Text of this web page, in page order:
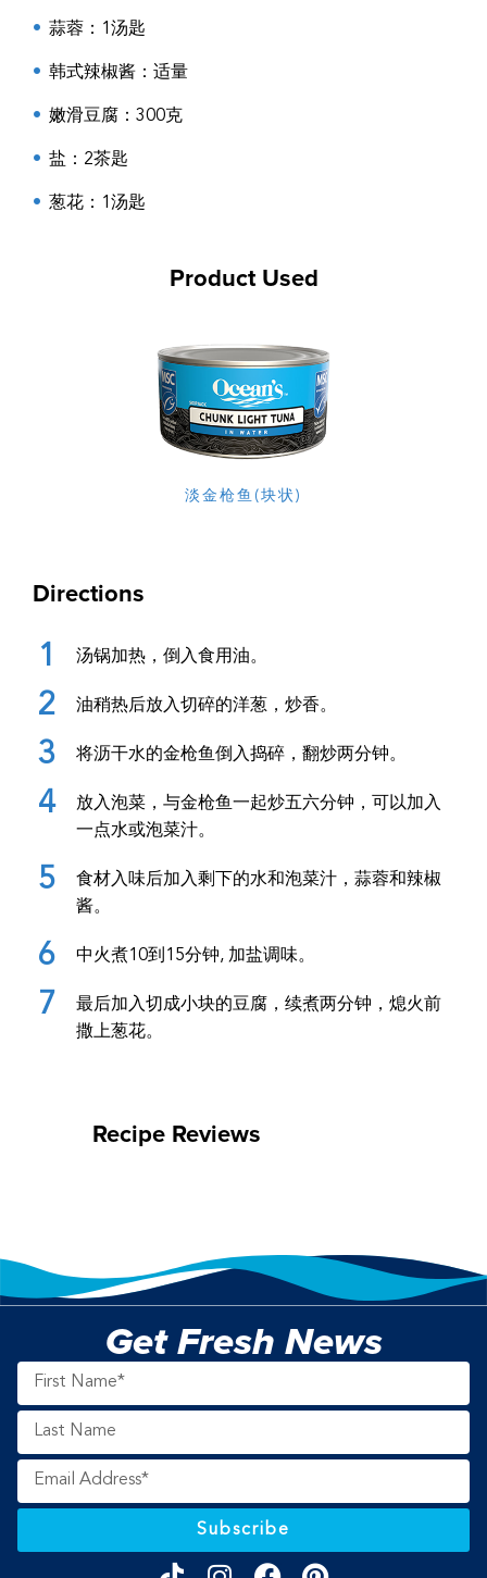
蒜蓉 ：1汤匙
韩式辣椒酱 ：适量
嫩滑豆腐 ：300克
盐 ：2茶匙
葱花 ：1汤匙
Product Used
淡金枪鱼(块状)
Directions
汤锅加热，倒入食用油。
油稍热后放入切碎的洋葱，炒香。
将沥干水的金枪鱼倒入捣碎，翻炒两分钟。
放入泡菜，与金枪鱼一起炒五六分钟，可以加入
一点水或泡菜汁。
食材入味后加入剩下的水和泡菜汁，蒜蓉和辣椒
酱。
中火煮10到 15分钟, 加盐调味。
最后加入切成小块的豆腐，续煮两分钟，熄火前
撒上葱花。
Recipe Reviews
Get Fresh News
Subscribe